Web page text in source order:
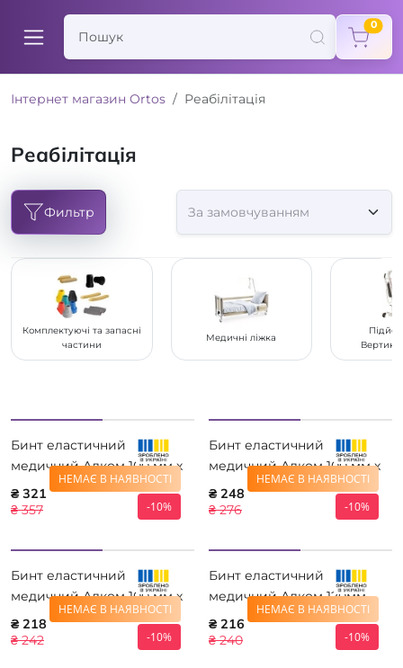
0
Інтернет магазин Ortos Реабілітація
Реабілітація
Фильтр
Комплектуючі та запасні
частини
Медичні ліжка
НЕМАЄ В НАЯВНОСТІ
-10%
Бинт еластичний
медичний Алком 100 мм х
5,0 м
₴ 321
₴ 357
НЕМАЄ В НАЯВНОСТІ
-10%
Бинт еластичний
медичний Алком 100 мм х
4,0 м
₴ 248
₴ 276
НЕМАЄ В НАЯВНОСТІ
-10%
Бинт еластичний
медичний Алком 100 мм х
3,5 м
₴ 218
₴ 242
НЕМАЄ В НАЯВНОСТІ
-10%
Бинт еластичний
медичний Алком 120мм
4,0м
₴ 216
₴ 240